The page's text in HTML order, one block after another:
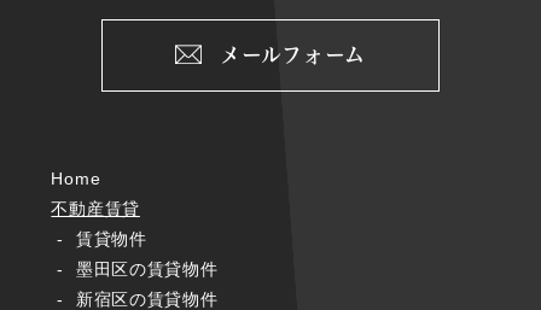
メールフォーム
Home
不動産賃貸
賃貸物件
墨田区の賃貸物件
新宿区の賃貸物件